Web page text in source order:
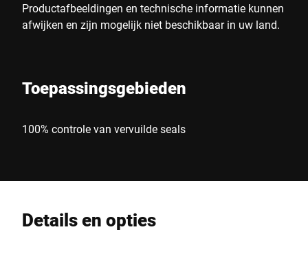
Productafbeeldingen en technische informatie kunnen
afwijken en zijn mogelijk niet beschikbaar in uw land.
Toepassingsgebieden
100% controle van vervuilde seals
Details en opties